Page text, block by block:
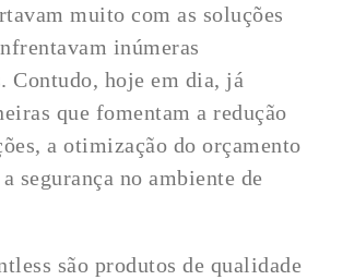
muito com as soluções
inúmeras
Contudo, hoje em dia, já
que fomentam a redução
a otimização do orçamento
segurança no ambiente de
são produtos de qualidade